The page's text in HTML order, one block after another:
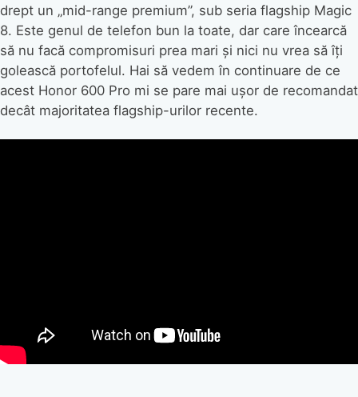
drept un „mid-range premium”, sub seria flagship Magic
8. Este genul de telefon bun la toate, dar care încearcă
să nu facă compromisuri prea mari și nici nu vrea să îți
golească portofelul. Hai să vedem în continuare de ce
acest Honor 600 Pro mi se pare mai ușor de recomandat
decât majoritatea flagship-urilor recente.